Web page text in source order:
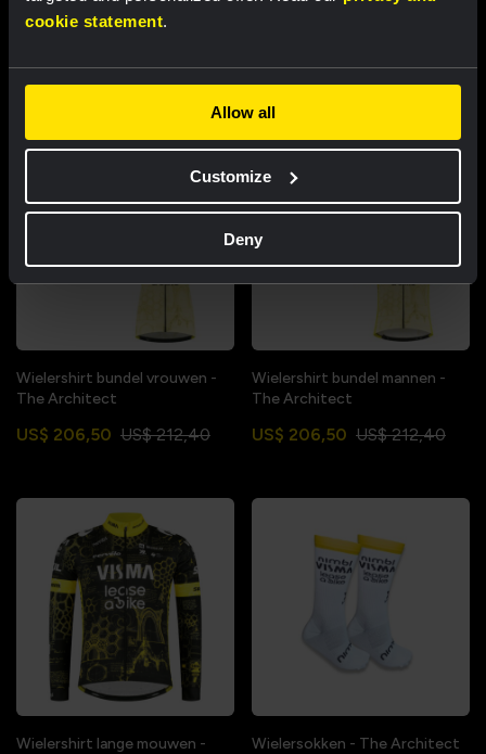
cookie statement.
Allow all
Customize
Deny
Bibshort kids 2026 - Team
Visma | Lease a Bike
US$ 88,50 US$ 147,50 US$ 153,40
Wielershirt bundel vrouwen -
The Architect
US$ 206,50 US$ 212,40
Wielershirt bundel mannen -
The Architect
US$ 206,50 US$ 212,40
Wielershirt lange mouwen -
Wielersokken - The Architect